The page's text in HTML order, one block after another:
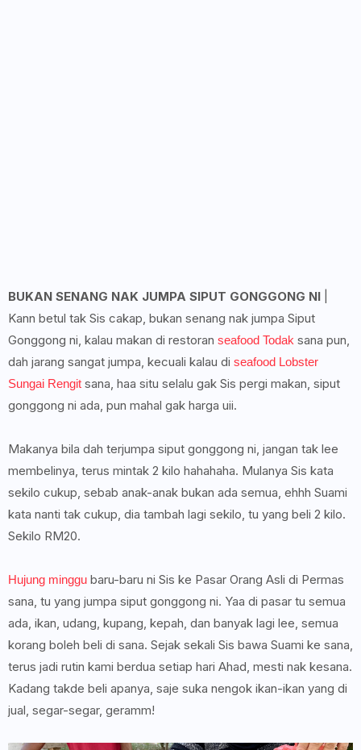
BUKAN SENANG NAK JUMPA SIPUT GONGGONG NI
Kann betul tak Sis cakap, bukan senang nak jumpa Siput
Gonggong ni, kalau makan di restoran seafood Todak sana pun,
dah jarang sangat jumpa, kecuali kalau di seafood Lobster
Sungai Rengit sana, haa situ selalu gak Sis pergi makan, siput
gonggong ni ada, pun mahal gak harga uii.
Makanya bila dah terjumpa siput gonggong ni, jangan tak lee
membelinya, terus mintak 2 kilo hahahaha. Mulanya Sis kata
sekilo cukup, sebab anak-anak bukan ada semua, ehhh Suami
kata nanti tak cukup, dia tambah lagi sekilo, tu yang beli 2 kilo.
Sekilo RM20.
Hujung minggu baru-baru ni Sis ke Pasar Orang Asli di Permas
sana, tu yang jumpa siput gonggong ni. Yaa di pasar tu semua
ada, ikan, udang, kupang, kepah, dan banyak lagi lee, semua
korang boleh beli di sana. Sejak sekali Sis bawa Suami ke sana,
terus jadi rutin kami berdua setiap hari Ahad, mesti nak kesana.
Kadang takde beli apanya, saje suka nengok ikan-ikan yang di
jual, segar-segar, geramm!